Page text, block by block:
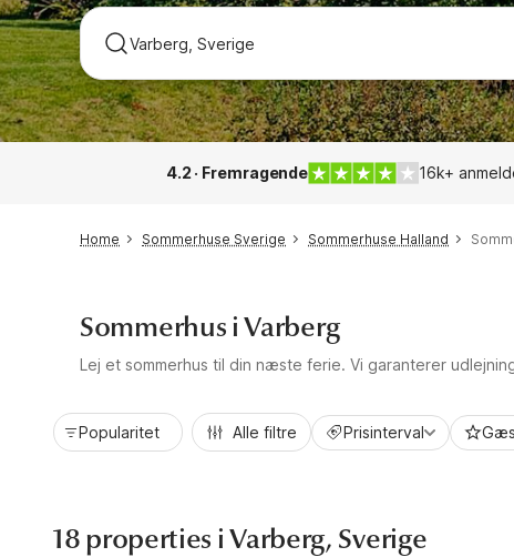
4.2 · Fremragende 16k+
Home Sommerhuse Sverige Sommerhuse Halland
Sommerhus i Varberg
Lej et sommerhus til din næste ferie. Vi garanterer
Popularitet Alle filtre Prisinterval
18 properties i Varberg, Sverige